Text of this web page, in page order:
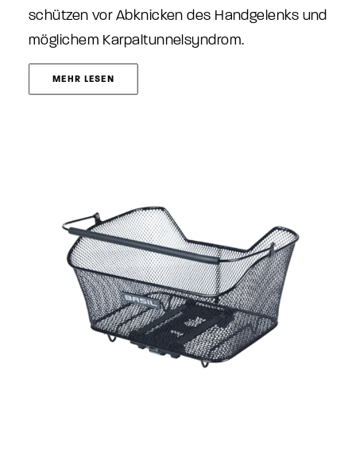
schützen vor Abknicken des Handgelenks und
möglichem Karpaltunnelsyndrom.
MEHR LESEN